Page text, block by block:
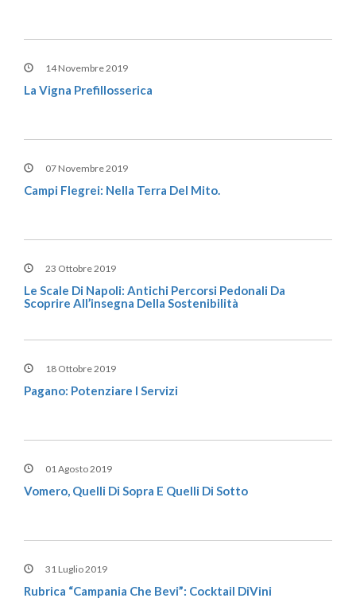
14 Novembre 2019
La Vigna Prefillosserica
07 Novembre 2019
Campi Flegrei: Nella Terra Del Mito.
23 Ottobre 2019
Le Scale Di Napoli: Antichi Percorsi Pedonali Da
Scoprire All’insegna Della Sostenibilità
18 Ottobre 2019
Pagano: Potenziare I Servizi
01 Agosto 2019
Vomero, Quelli Di Sopra E Quelli Di Sotto
31 Luglio 2019
Rubrica “Campania Che Bevi”: Cocktail DiVini